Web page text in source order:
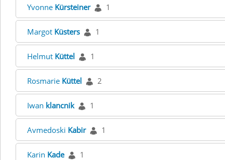
Yvonne Kürsteiner 1
Margot Küsters 1
Helmut Küttel 1
Rosmarie Küttel 2
Iwan klancnik 1
Avmedoski Kabir 1
Karin Kade 1